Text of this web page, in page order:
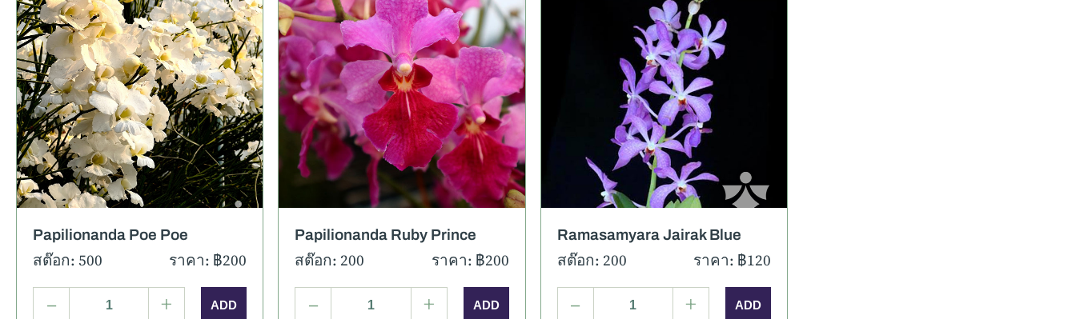
รายละเอียด ภาพเพิ่มเติม
Papilionanda Poe Poe
สต๊อก: 500 ราคา: ฿200
– +
รายละเอียด ภาพเพิ่มเติม
Papilionanda Ruby Prince
สต๊อก: 200 ราคา: ฿200
– +
รายละเอียด ภาพเพิ่มเติม
Ramasamyara Jairak Blue
สต๊อก: 200 ราคา: ฿120
– +